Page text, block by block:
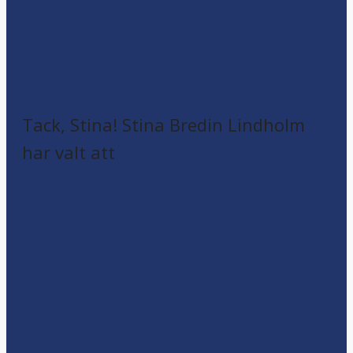
Tack, Stina! Stina Bredin Lindholm
har valt att